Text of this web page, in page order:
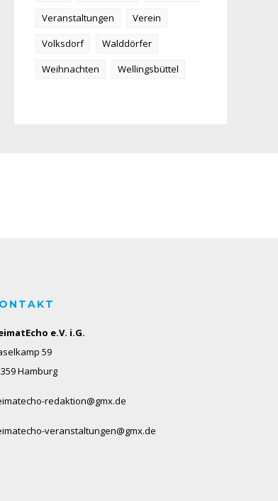
Veranstaltungen
Verein
Volksdorf
Walddörfer
Weihnachten
Wellingsbüttel
e.V. i.G.
59
Hamburg
redaktion@gmx.de
veranstaltungen@gmx.de